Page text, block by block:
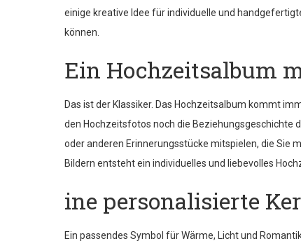
einige kreative Idee für individuelle und
können.
Ein Hochzeitsalbum
Das ist der Klassiker. Das Hochzeitsalbum kommt
den Hochzeitsfotos noch die Beziehungsgeschichte
oder anderen Erinnerungsstücke mitspielen, die Sie
Bildern entsteht ein individuelles und liebevolles
ine personalisierte
Ein passendes Symbol für Wärme, Licht und